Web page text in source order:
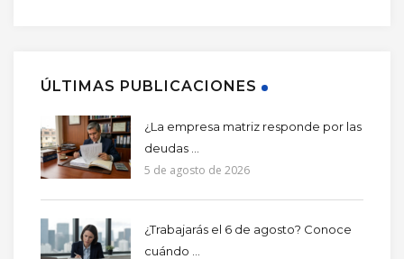
ÚLTIMAS PUBLICACIONES
¿La empresa matriz responde por las
deudas ...
5 de agosto de 2026
¿Trabajarás el 6 de agosto? Conoce
cuándo ...